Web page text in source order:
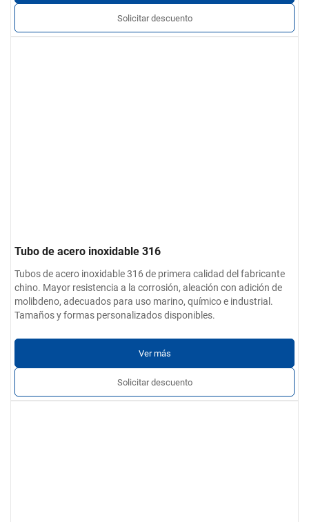
Solicitar descuento
Tubo de acero inoxidable 316
Tubos de acero inoxidable 316 de primera calidad del fabricante
chino. Mayor resistencia a la corrosión, aleación con adición de
molibdeno, adecuados para uso marino, químico e industrial.
Tamaños y formas personalizados disponibles.
Ver más
Solicitar descuento